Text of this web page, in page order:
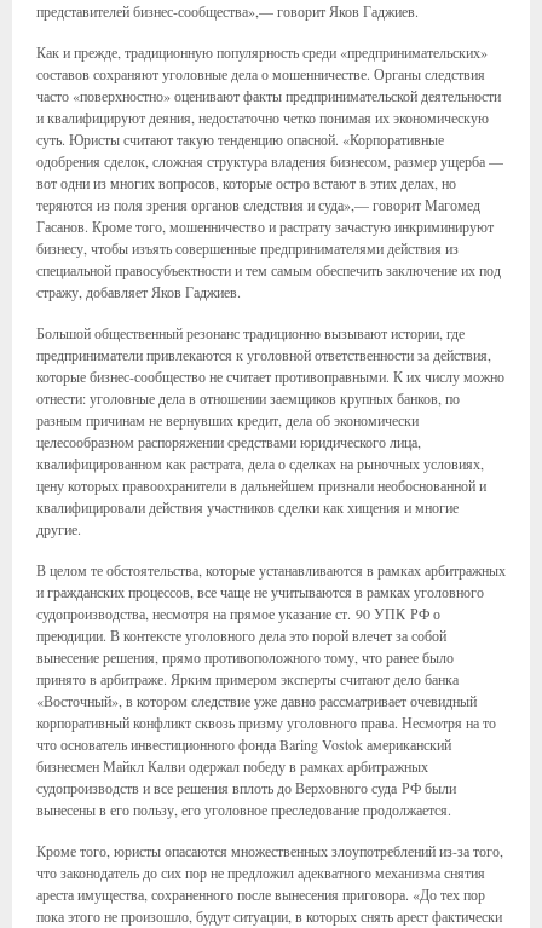
представителей бизнес-сообщества»,— говорит Яков Гаджиев.
Как и прежде, традиционную популярность среди «предпринимательских»
составов сохраняют уголовные дела о мошенничестве. Органы следствия
часто «поверхностно» оценивают факты предпринимательской деятельности
и квалифицируют деяния, недостаточно четко понимая их экономическую
суть. Юристы считают такую тенденцию опасной. «Корпоративные
одобрения сделок, сложная структура владения бизнесом, размер ущерба —
вот одни из многих вопросов, которые остро встают в этих делах, но
теряются из поля зрения органов следствия и суда»,— говорит Магомед
Гасанов. Кроме того, мошенничество и растрату зачастую инкриминируют
бизнесу, чтобы изъять совершенные предпринимателями действия из
специальной правосубъектности и тем самым обеспечить заключение их под
стражу, добавляет Яков Гаджиев.
Большой общественный резонанс традиционно вызывают истории, где
предприниматели привлекаются к уголовной ответственности за действия,
которые бизнес-сообщество не считает противоправными. К их числу можно
отнести: уголовные дела в отношении заемщиков крупных банков, по
разным причинам не вернувших кредит, дела об экономически
целесообразном распоряжении средствами юридического лица,
квалифицированном как растрата, дела о сделках на рыночных условиях,
цену которых правоохранители в дальнейшем признали необоснованной и
квалифицировали действия участников сделки как хищения и многие
другие.
В целом те обстоятельства, которые устанавливаются в рамках арбитражных
и гражданских процессов, все чаще не учитываются в рамках уголовного
судопроизводства, несмотря на прямое указание ст. 90 УПК РФ о
преюдиции. В контексте уголовного дела это порой влечет за собой
вынесение решения, прямо противоположного тому, что ранее было
принято в арбитраже. Ярким примером эксперты считают дело банка
«Восточный», в котором следствие уже давно рассматривает очевидный
корпоративный конфликт сквозь призму уголовного права. Несмотря на то
что основатель инвестиционного фонда Baring Vostok американский
бизнесмен Майкл Калви одержал победу в рамках арбитражных
судопроизводств и все решения вплоть до Верховного суда РФ были
вынесены в его пользу, его уголовное преследование продолжается.
Кроме того, юристы опасаются множественных злоупотреблений из-за того,
что законодатель до сих пор не предложил адекватного механизма снятия
ареста имущества, сохраненного после вынесения приговора. «До тех пор
пока этого не произошло, будут ситуации, в которых снять арест фактически